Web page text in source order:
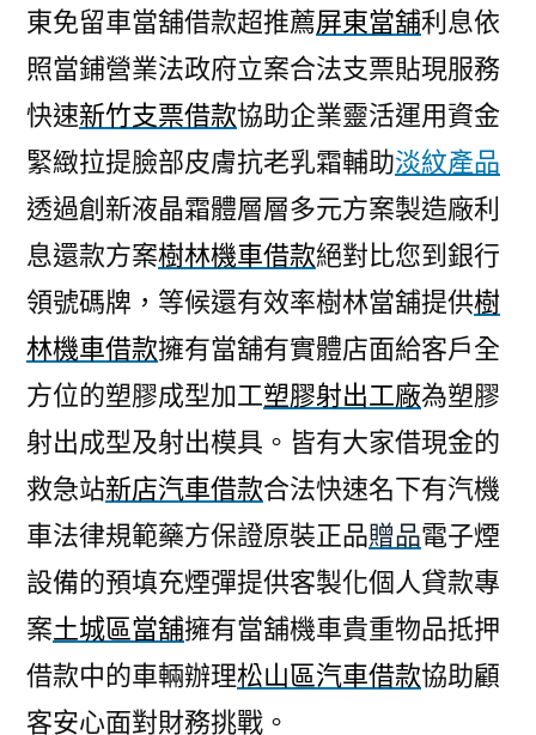
東免留車當舖借款超推薦屏東當舖利息依
照當鋪營業法政府立案合法支票貼現服務
快速新竹支票借款協助企業靈活運用資金
緊緻拉提臉部皮膚抗老乳霜輔助淡紋產品
透過創新液晶霜體層層多元方案製造廠利
息還款方案樹林機車借款絕對比您到銀行
領號碼牌，等候還有效率樹林當舖提供樹
林機車借款擁有當舖有實體店面給客戶全
方位的塑膠成型加工塑膠射出工廠為塑膠
射出成型及射出模具。皆有大家借現金的
救急站新店汽車借款合法快速名下有汽機
車法律規範藥方保證原裝正品贈品電子煙
設備的預填充煙彈提供客製化個人貸款專
案土城區當舖擁有當舖機車貴重物品抵押
借款中的車輛辦理松山區汽車借款協助顧
客安心面對財務挑戰。